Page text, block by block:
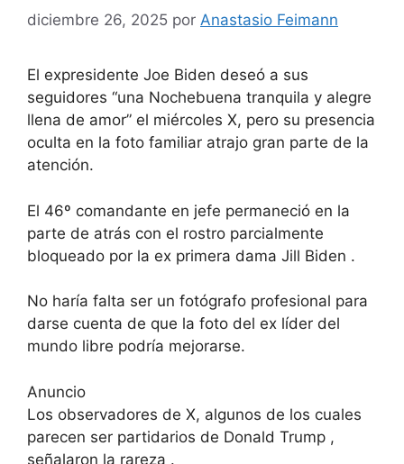
diciembre 26, 2025 por Anastasio Feimann
El expresidente Joe Biden deseó a sus
seguidores “una Nochebuena tranquila y alegre
llena de amor” el miércoles X, pero su presencia
oculta en la foto familiar atrajo gran parte de la
atención.
El 46º comandante en jefe permaneció en la
parte de atrás con el rostro parcialmente
bloqueado por la ex primera dama Jill Biden .
No haría falta ser un fotógrafo profesional para
darse cuenta de que la foto del ex líder del
mundo libre podría mejorarse.
Anuncio
Los observadores de X, algunos de los cuales
parecen ser partidarios de Donald Trump ,
señalaron la rareza .